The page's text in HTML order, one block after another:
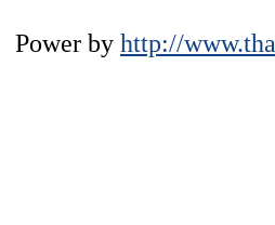
Power by http://